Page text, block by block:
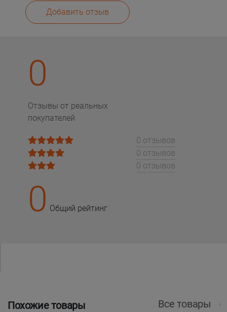
Добавить отзыв
0
Отзывы от реальных
покупателей
0 отзывов
0 отзывов
0 отзывов
0 Общий рейтинг
Похожие товары Все товары